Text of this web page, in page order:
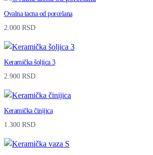
Ovalna tacna od porcelana
2.000 RSD
Keramička šoljica 3
2.900 RSD
Keramička činijica
1.300 RSD